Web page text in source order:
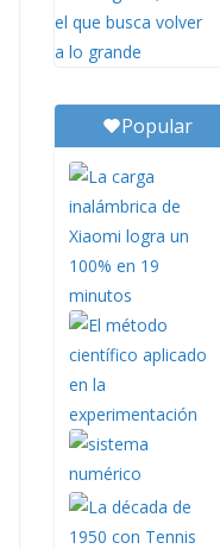
Popular